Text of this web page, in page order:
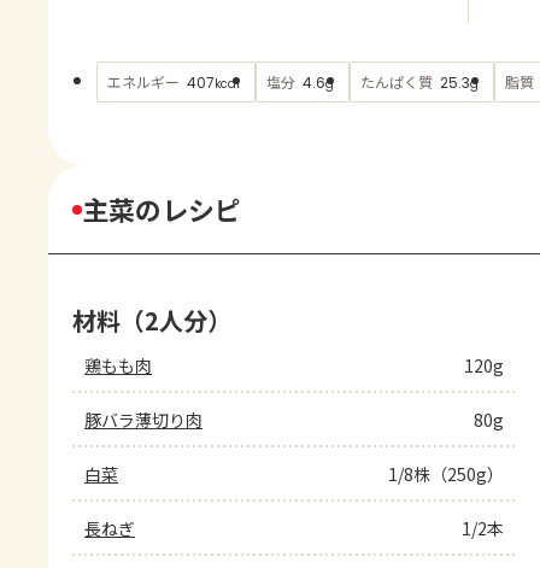
エネルギー 407kcal 塩分 4.6g たんぱく質 25.3g 脂質
主菜のレシピ
材料（2人分）
鶏もも肉 120g
豚バラ薄切り肉 80g
白菜 1/8株（250g）
長ねぎ 1/2本